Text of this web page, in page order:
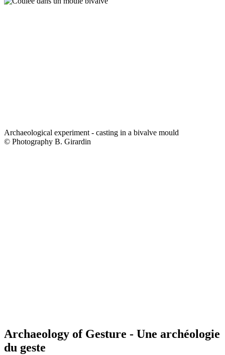
Archaeological experiment - casting in a bivalve mould
© Photography B. Girardin
Archaeology of Gesture - Une archéologie
du geste